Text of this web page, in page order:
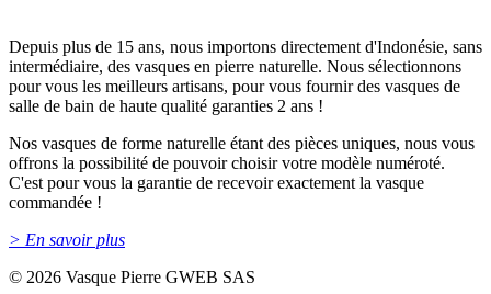
Depuis plus de 15 ans, nous importons directement d'Indonésie, sans
intermédiaire, des vasques en pierre naturelle. Nous sélectionnons
pour vous les meilleurs artisans, pour vous fournir des vasques de
salle de bain de haute qualité garanties 2 ans !
Nos vasques de forme naturelle étant des pièces uniques, nous vous
offrons la possibilité de pouvoir choisir votre modèle numéroté.
C'est pour vous la garantie de recevoir exactement la vasque
commandée !
> En savoir plus
© 2026 Vasque Pierre GWEB SAS